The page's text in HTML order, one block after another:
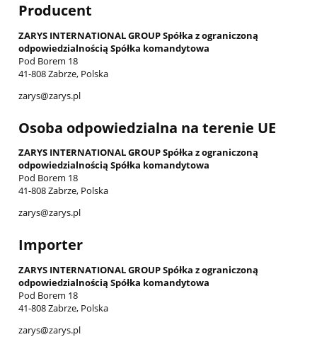
Producent
ZARYS INTERNATIONAL GROUP Spółka z ograniczoną
odpowiedzialnością Spółka komandytowa
Pod Borem 18
41-808 Zabrze, Polska
zarys@zarys.pl
Osoba odpowiedzialna na terenie UE
ZARYS INTERNATIONAL GROUP Spółka z ograniczoną
odpowiedzialnością Spółka komandytowa
Pod Borem 18
41-808 Zabrze, Polska
zarys@zarys.pl
Importer
ZARYS INTERNATIONAL GROUP Spółka z ograniczoną
odpowiedzialnością Spółka komandytowa
Pod Borem 18
41-808 Zabrze, Polska
zarys@zarys.pl